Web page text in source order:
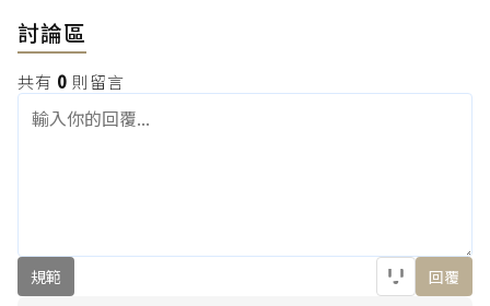
討論區
共有 0 則留言
規範 回覆